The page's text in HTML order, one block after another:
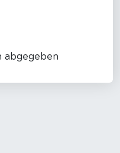
abgegeben